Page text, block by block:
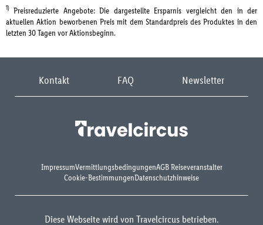
1) Preisreduzierte Angebote: Die dargestellte Ersparnis vergleicht den in der
aktuellen Aktion beworbenen Preis mit dem Standardpreis des Produktes in den
letzten 30 Tagen vor Aktionsbeginn.
Kontakt FAQ Newsletter
ImpressumVermittlungsbedingungenAGB Reiseveranstalter
Cookie-BestimmungenDatenschutzhinweise
Diese Webseite wird von Travelcircus betrieben.